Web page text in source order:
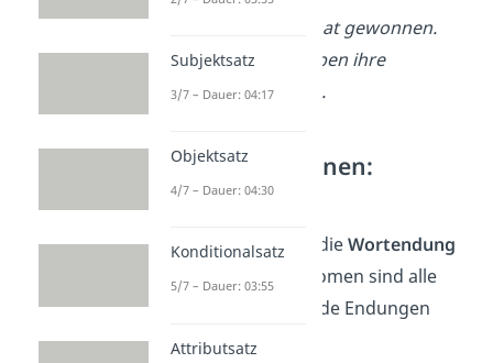
Verein hat gewonnen.
AlleKinder haben ihre
Hausaufgaben.
Nomen erkennen:
Endungen
Auch ein Blick auf dieWortendung
kann dir helfen. Nomen sind alle
Wörter, die folgende Endungen
haben:
Subjektsatz
3/7 – Dauer: 04:17
Objektsatz
4/7 – Dauer: 04:30
Konditionalsatz
5/7 – Dauer: 03:55
Attributsatz